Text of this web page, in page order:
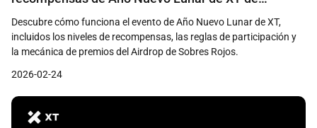
$2,000,000
Descubre cómo funciona el evento de Año Nuevo Lunar de XT,
incluidos los niveles de recompensas, las reglas de participación y
la mecánica de premios del Airdrop de Sobres Rojos.
2026-02-24